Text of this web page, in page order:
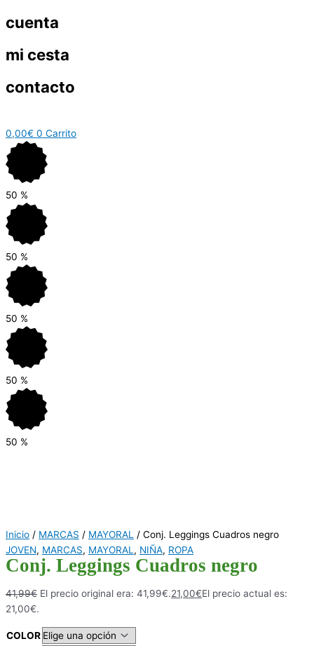
cuenta
mi cesta
contacto
0,00€ 0 Carrito
50 %
50 %
50 %
50 %
50 %
Inicio / MARCAS / MAYORAL
/ Conj. Leggings Cuadros negro
JOVEN, MARCAS, MAYORAL , NIÑA, ROPA
Conj. Leggings Cuadros negro
41,99€ El precio original era: 41,99€.21,00€El precio actual es:
21,00€.
COLOR